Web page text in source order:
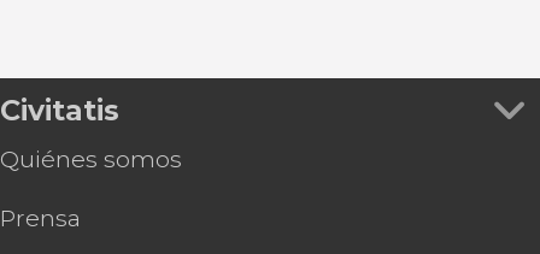
Civitatis
Quiénes somos
Prensa